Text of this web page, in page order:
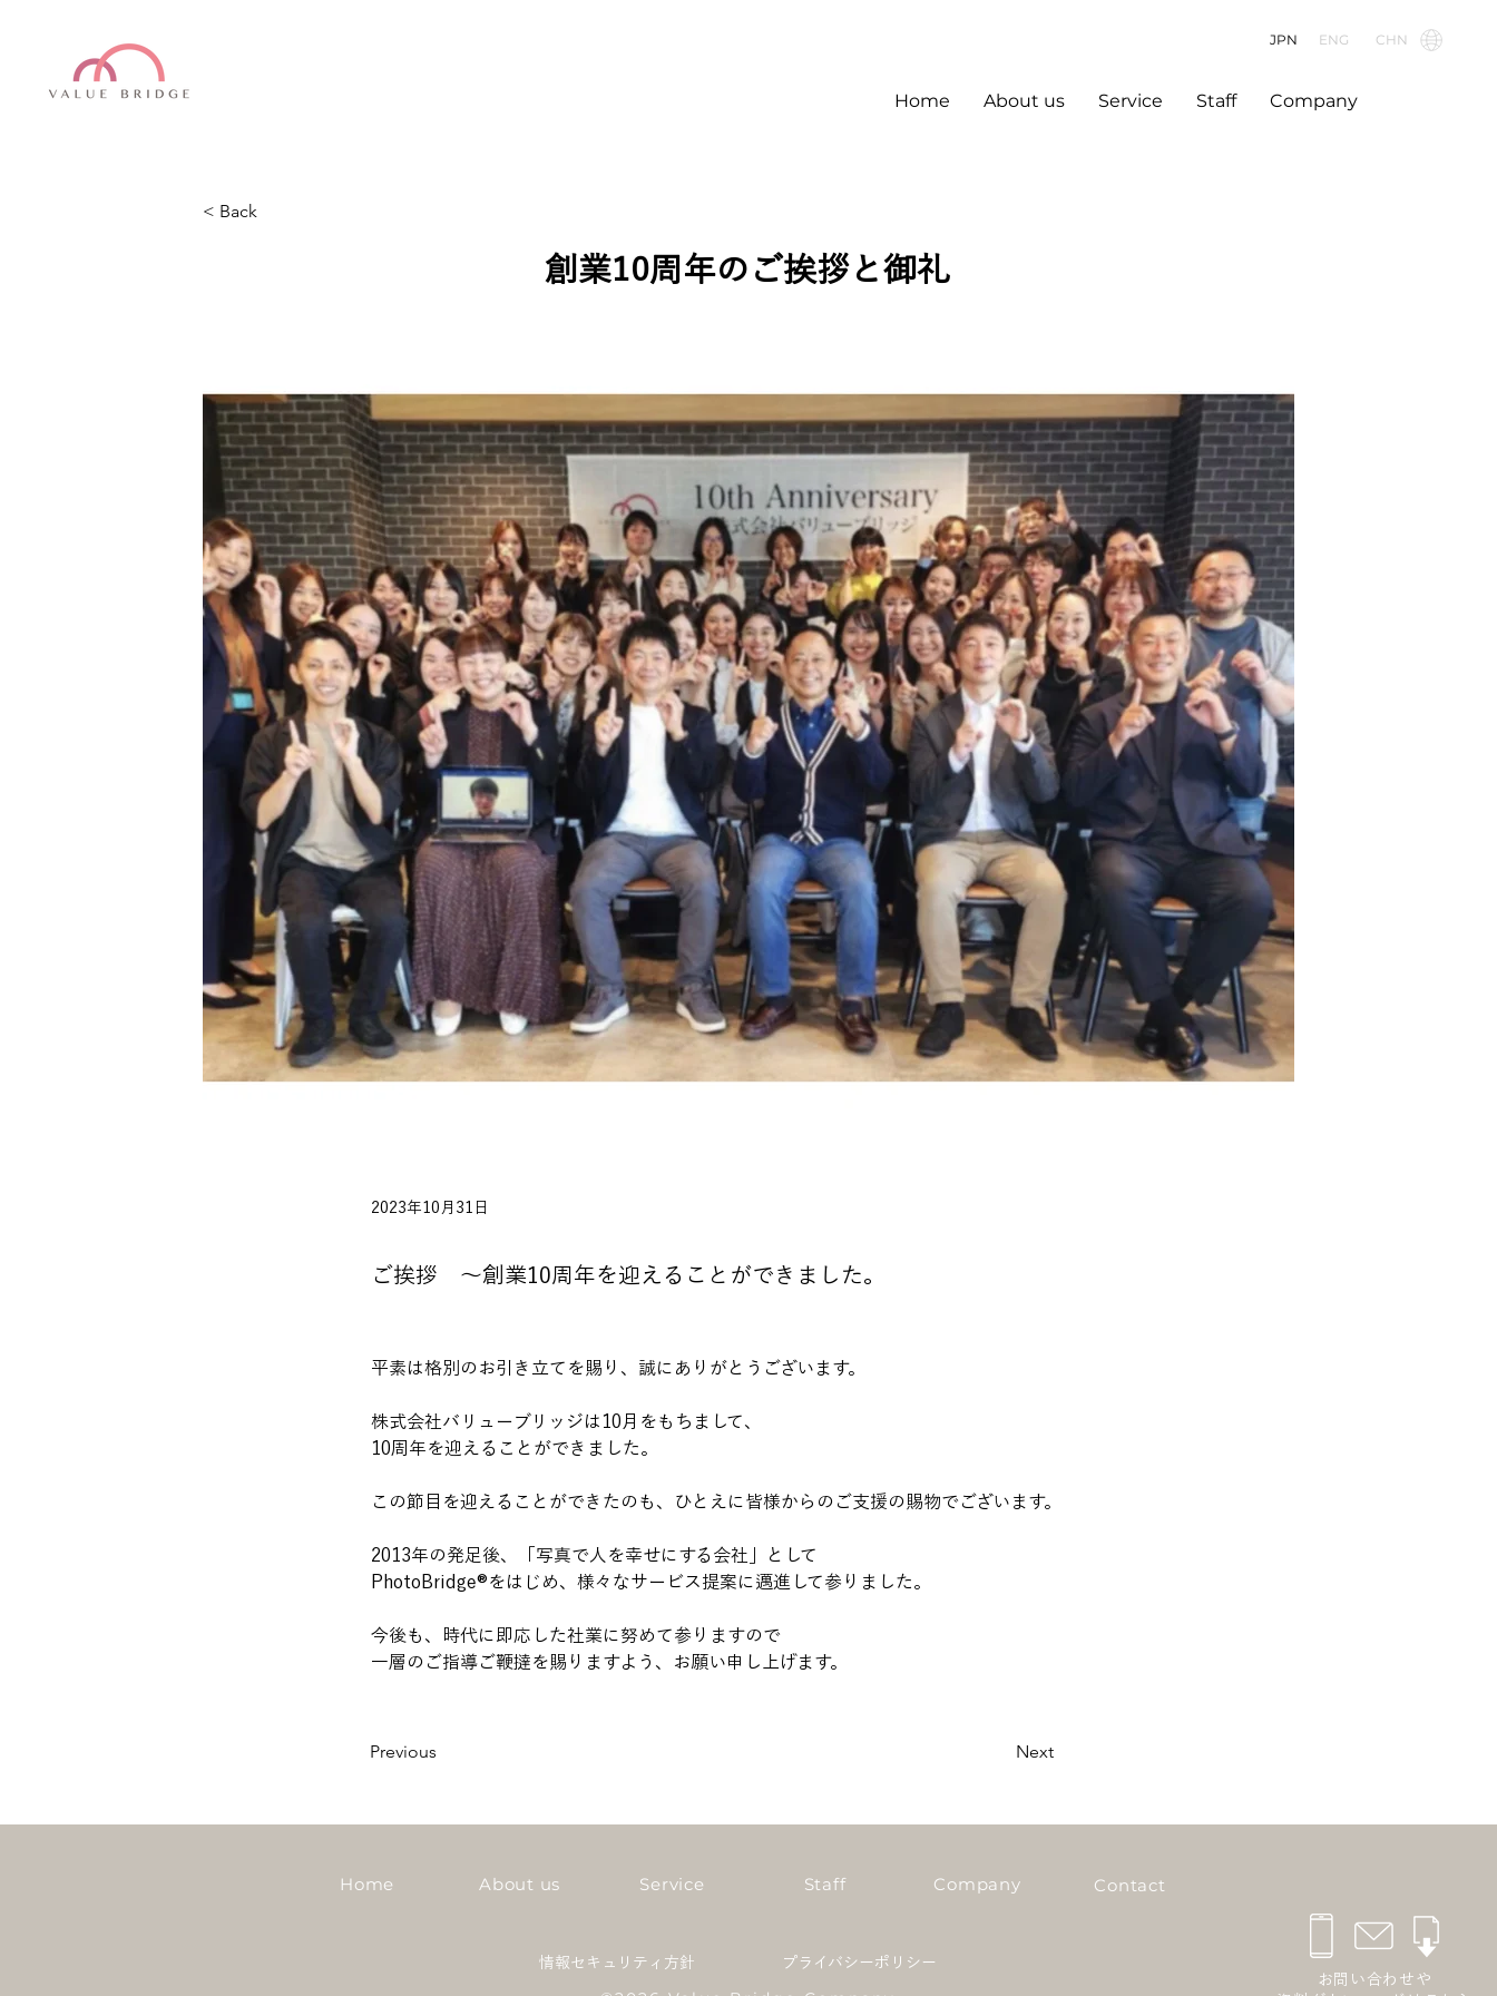
JPN ENG CHN
Home About us Service Staff Company
< Back
創業10周年のご挨拶と御礼
2023年10月31日
ご挨拶 ～創業10周年を迎えることができました。
平素は格別のお引き立てを賜り、誠にありがとうございます。
株式会社バリューブリッジは10月をもちまして、
10周年を迎えることができました。
この節目を迎えることができたのも、ひとえに皆様からのご支援の賜物でございます。
2013年の発足後、「写真で人を幸せにする会社」として
PhotoBridge®︎をはじめ、様々なサービス提案に邁進して参りました。
今後も、時代に即応した社業に努めて参りますので
一層のご指導ご鞭撻を賜りますよう、お願い申し上げます。
Previous Next
お問い合わせや
Home About us Service Staff Company Contact
情報セキュリティ方針 プライバシーポリシー